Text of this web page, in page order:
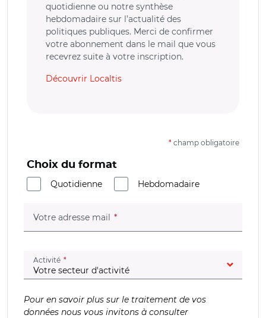
quotidienne ou notre synthèse
hebdomadaire sur l’actualité des
politiques publiques. Merci de confirmer
votre abonnement dans le mail que vous
recevrez suite à votre inscription.
Découvrir Localtis
* champ obligatoire
Choix du format
Quotidienne
Hebdomadaire
Votre adresse mail (champ obligatoire)
Activité (champ obligatoire)
Pour en savoir plus sur le traitement de vos
données nous vous invitons à consulter